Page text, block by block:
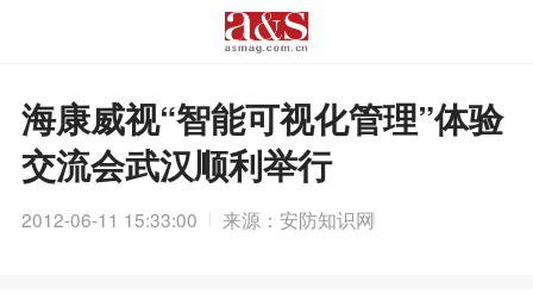
海康威视“智能可视化管理”体验
交流会武汉顺利举行
2012-06-11 15:33:00 来源：安防知识网